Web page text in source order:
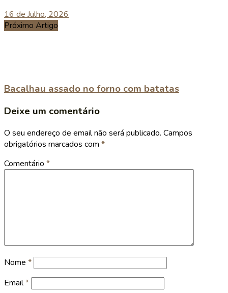
16 de Julho, 2026
Próximo Artigo
Bacalhau assado no forno com batatas
Deixe um comentário
O seu endereço de email não será publicado. Campos
obrigatórios marcados com *
Comentário *
Nome *
Email*